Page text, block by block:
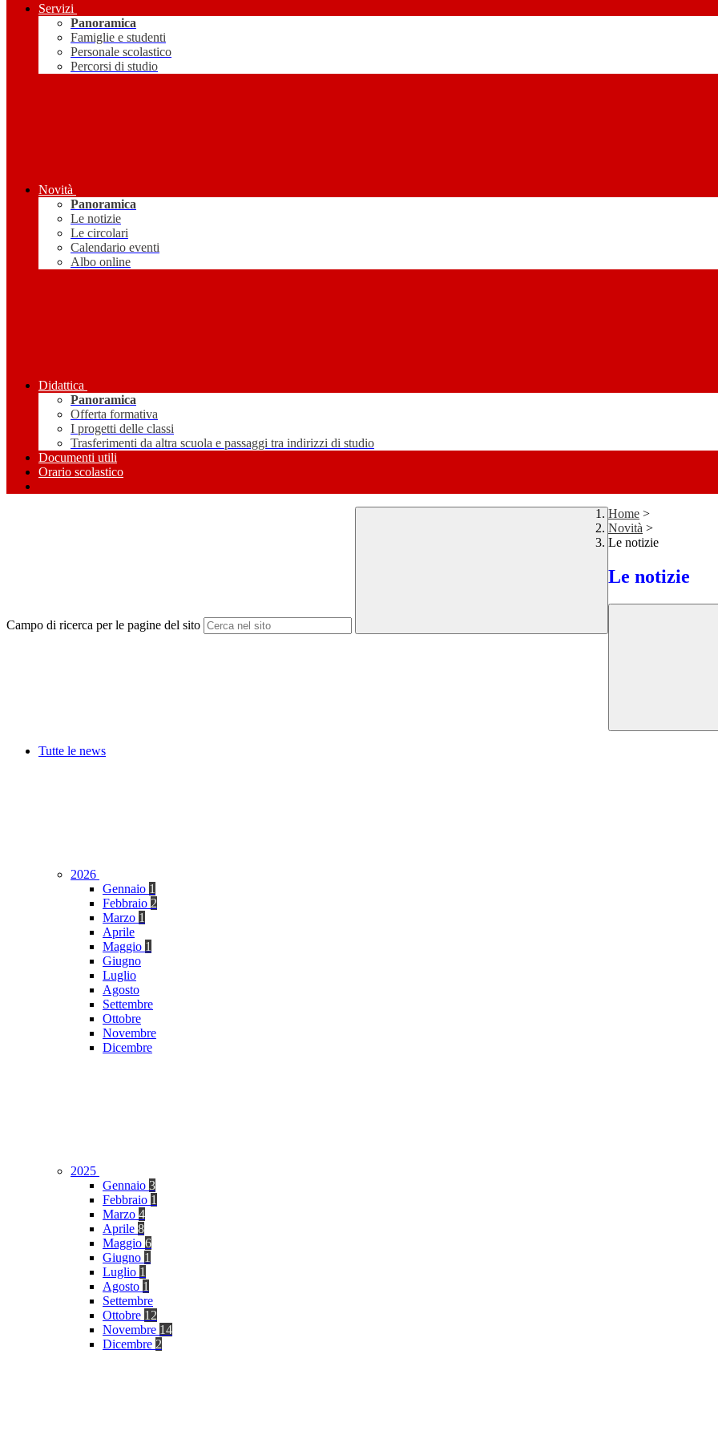
Servizi
Panoramica
Famiglie e studenti
Personale scolastico
Percorsi di studio
Novità
Panoramica
Le notizie
Le circolari
Calendario eventi
Albo online
Didattica
Panoramica
Offerta formativa
I progetti delle classi
Trasferimenti da altra scuola e passaggi tra indirizzi di studio
Documenti utili
Orario scolastico
Campo di ricerca per le pagine del sito
Home >
Novità >
Le notizie
Le notizie
Tutte le news
2026
Gennaio 1
Febbraio 2
Marzo 1
Aprile
Maggio 1
Giugno
Luglio
Agosto
Settembre
Ottobre
Novembre
Dicembre
2025
Gennaio 3
Febbraio 1
Marzo 4
Aprile 8
Maggio 6
Giugno 1
Luglio 1
Agosto 1
Settembre
Ottobre 12
Novembre 14
Dicembre 2